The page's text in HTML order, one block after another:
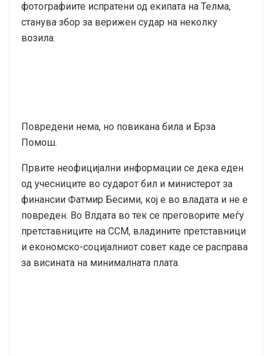
фотографиите испратени од екипата на Телма,
станува збор за верижен судар на неколку
возила.
Повредени нема, но повикана била и Брза
Помош.
Првите неофицијални информации се дека еден
од учесниците во сударот бил и министерот за
финансии Фатмир Бесими, кој е во владата и не е
повреден. Во Влдата во тек се преговорите меѓу
претставниците на ССМ, владините претставници
и економско-социјалниот совет каде се расправа
за висината на минималната плата.